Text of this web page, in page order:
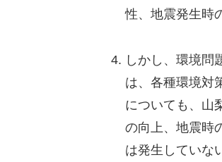
性、地震発生時
しかし、環境問
は、各種環境対
についても、山
の向上、地震時
は発生していな